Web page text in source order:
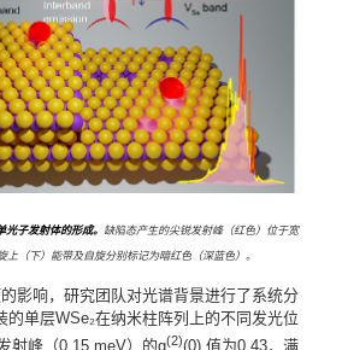
子发射体的形成。 缺陷态产生的尖锐发射峰（红色）位于宽
上（下）能带及自旋分别标记为暗红色（深蓝色）。
影响，研究团队对光谱背景进行了系统分
的单层WSe₂在纳米柱阵列上的不同发光位
射峰（0.15 meV）的g(2)(0) 值为0.43，满